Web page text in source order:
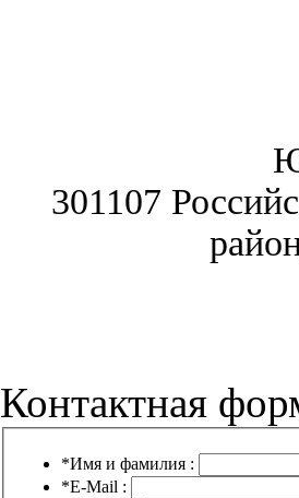
301107
Контактная
*Имя и фамилия :
*E-Mail :